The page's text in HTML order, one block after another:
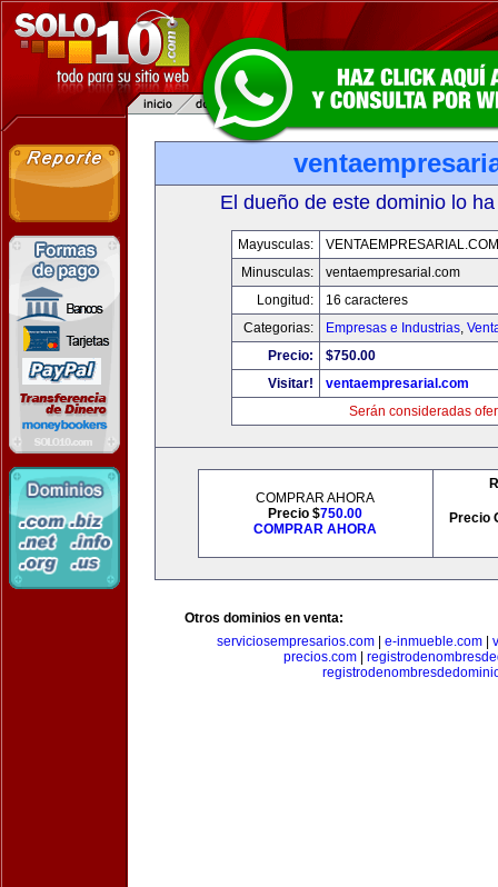
El dueño de este dominio lo
Mayusculas:
VENTAEMPRESARIAL.COM
Minusculas:
ventaempresarial.com
Longitud:
16 caracteres
Categorias:
Empresas e Industrias,
Precio:
$750.00
Visitar!
ventaempresarial.com
Serán consideradas
COMPRAR AHORA
Precio $750.00
COMPRAR AHORA
Precio
Otros dominios en venta:
serviciosempresarios.com| e-inmueble.com|
precios.com